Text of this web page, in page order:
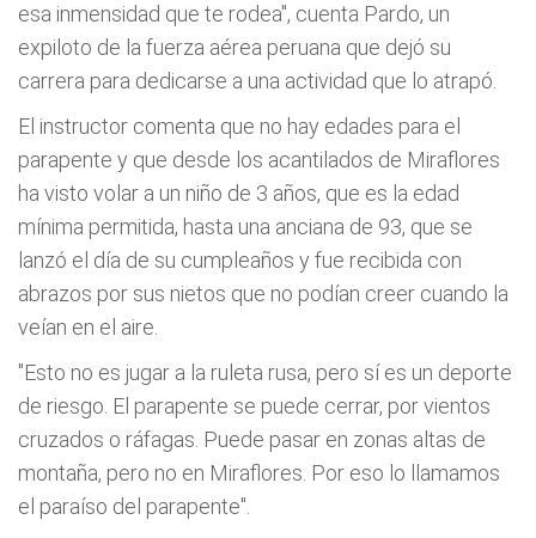
esa inmensidad que te rodea", cuenta Pardo, un
expiloto de la fuerza aérea peruana que dejó su
carrera para dedicarse a una actividad que lo atrapó.
El instructor comenta que no hay edades para el
parapente y que desde los acantilados de Miraflores
ha visto volar a un niño de 3 años, que es la edad
mínima permitida, hasta una anciana de 93, que se
lanzó el día de su cumpleaños y fue recibida con
abrazos por sus nietos que no podían creer cuando la
veían en el aire.
"Esto no es jugar a la ruleta rusa, pero sí es un deporte
de riesgo. El parapente se puede cerrar, por vientos
cruzados o ráfagas. Puede pasar en zonas altas de
montaña, pero no en Miraflores. Por eso lo llamamos
el paraíso del parapente".